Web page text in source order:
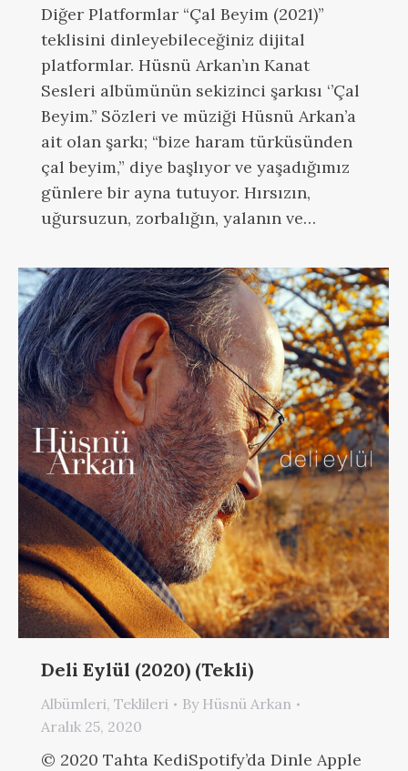
Diğer Platformlar “Çal Beyim (2021)”
teklisini dinleyebileceğiniz dijital
platformlar. Hüsnü Arkan’ın Kanat
Sesleri albümünün sekizinci şarkısı ‘’Çal
Beyim.’’ Sözleri ve müziği Hüsnü Arkan’a
ait olan şarkı; “bize haram türküsünden
çal beyim,” diye başlıyor ve yaşadığımız
günlere bir ayna tutuyor. Hırsızın,
uğursuzun, zorbalığın, yalanın ve…
Deli Eylül (2020) (Tekli)
Albümleri, Teklileri By Hüsnü Arkan
Aralık 25, 2020
© 2020 Tahta KediSpotify’da Dinle Apple